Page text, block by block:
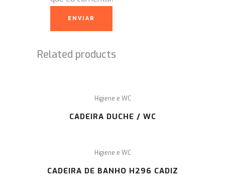
Related products
Higiene e WC
CADEIRA DUCHE / WC
Higiene e WC
CADEIRA DE BANHO H296 CADIZ